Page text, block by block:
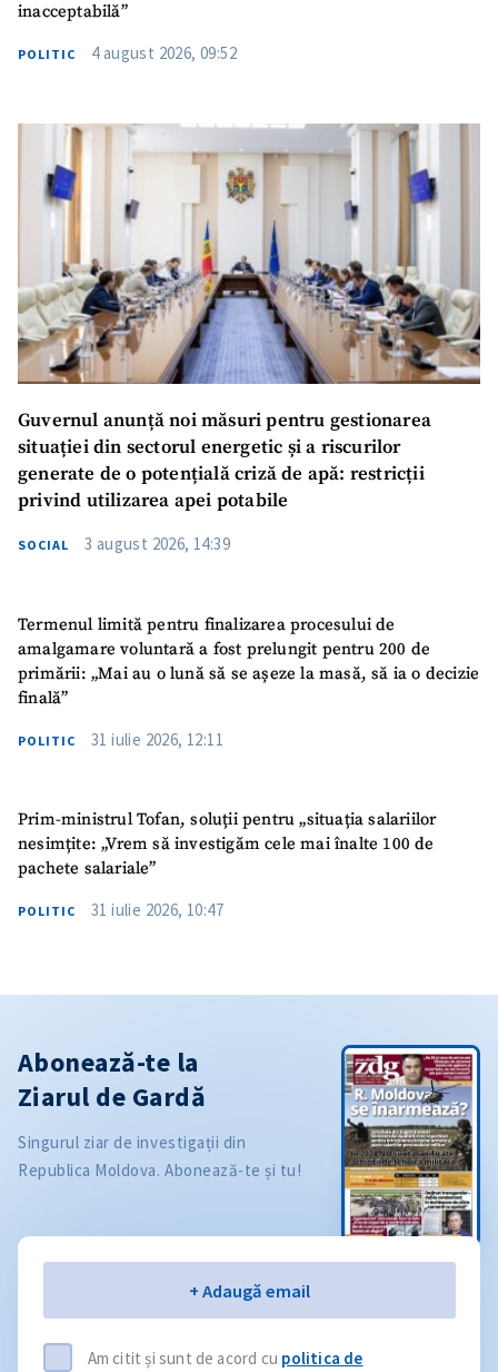
inacceptabilă”
POLITIC 4 august 2026, 09:52
Guvernul anunță noi măsuri pentru gestionarea
situației din sectorul energetic și a riscurilor
generate de o potențială criză de apă: restricții
privind utilizarea apei potabile
SOCIAL 3 august 2026, 14:39
Termenul limită pentru finalizarea procesului de
amalgamare voluntară a fost prelungit pentru 200 de
primării: „Mai au o lună să se așeze la masă, să ia o decizie
finală”
POLITIC 31 iulie 2026, 12:11
Prim-ministrul Tofan, soluții pentru „situația salariilor
nesimțite: „Vrem să investigăm cele mai înalte 100 de
pachete salariale”
POLITIC 31 iulie 2026, 10:47
Abonează-te la
Ziarul de Gardă
Singurul ziar de investigații din
Republica Moldova. Abonează-te și tu!
+ Adaugă email
Am citit și sunt de acord cu politica de